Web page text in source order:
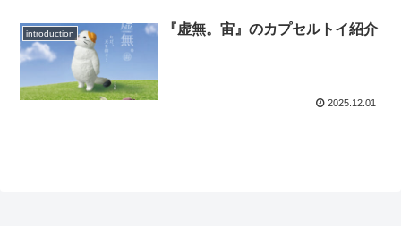
introduction 『虚無。宙』のカプセルトイ紹介
2025.12.01